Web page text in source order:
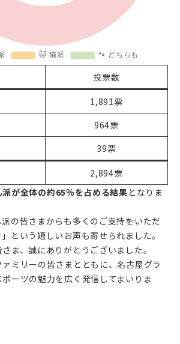
投票数
1,891票
964票
39票
2,894票
派が全体の約65％を占める結果となりま
の皆さまからも多くのご支持をいただ
という嬉しいお声も寄せられました。
ま、誠にありがとうございました。
ミリーの皆さまとともに、名古屋グラ
ーツの魅力を広く発信してまいりま